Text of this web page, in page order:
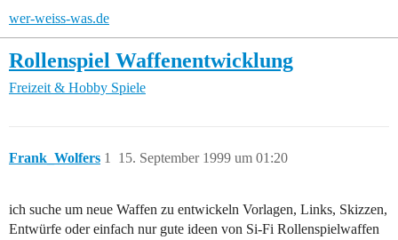
wer-weiss-was.de
Rollenspiel Waffenentwicklung
Freizeit & Hobby Spiele
Frank_Wolfers 15. September 1999 um 01:20
1
ich suche um neue Waffen zu entwickeln Vorlagen, Links, Skizzen,
Entwürfe oder einfach nur gute ideen von Si-Fi Rollenspielwaffen